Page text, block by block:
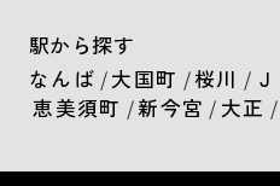
駅から探す
なんば /大国町 /桜川 /
恵美須町 /新今宮 / 大正 /